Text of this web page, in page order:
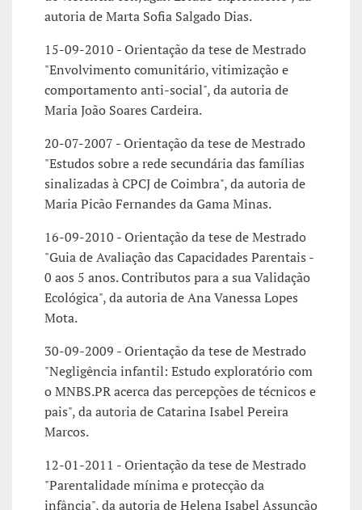
autoria de Marta Sofia Salgado Dias.
15-09-2010 - Orientação da tese de Mestrado
"Envolvimento comunitário, vitimização e
comportamento anti-social", da autoria de
Maria João Soares Cardeira.
20-07-2007 - Orientação da tese de Mestrado
"Estudos sobre a rede secundária das famílias
sinalizadas à CPCJ de Coimbra", da autoria de
Maria Picão Fernandes da Gama Minas.
16-09-2010 - Orientação da tese de Mestrado
"Guia de Avaliação das Capacidades Parentais -
0 aos 5 anos. Contributos para a sua Validação
Ecológica", da autoria de Ana Vanessa Lopes
Mota.
30-09-2009 - Orientação da tese de Mestrado
"Negligência infantil: Estudo exploratório com
o MNBS.PR acerca das percepções de técnicos e
pais", da autoria de Catarina Isabel Pereira
Marcos.
12-01-2011 - Orientação da tese de Mestrado
"Parentalidade mínima e protecção da
infância", da autoria de Helena Isabel Assunção